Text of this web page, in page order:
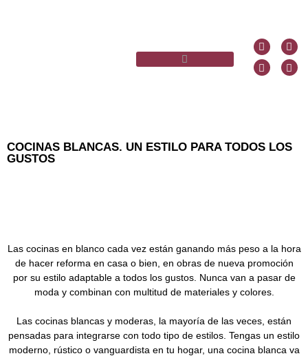
COCINAS BLANCAS. UN ESTILO PARA TODOS LOS
GUSTOS
Las cocinas en blanco cada vez están ganando más peso a la hora
de hacer reforma en casa o bien, en obras de nueva promoción
por su estilo adaptable a todos los gustos. Nunca van a pasar de
moda y combinan con multitud de materiales y colores.
Las cocinas blancas y moderas, la mayoría de las veces, están
pensadas para integrarse con todo tipo de estilos. Tengas un estilo
moderno, rústico o vanguardista en tu hogar, una cocina blanca va